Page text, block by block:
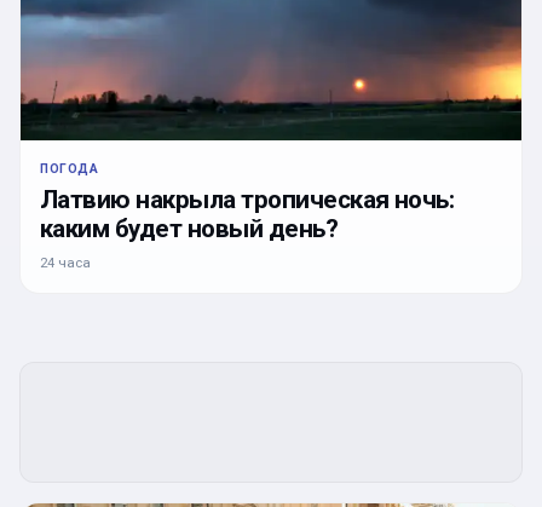
ПОГОДА
Латвию накрыла тропическая ночь:
каким будет новый день?
24 часа